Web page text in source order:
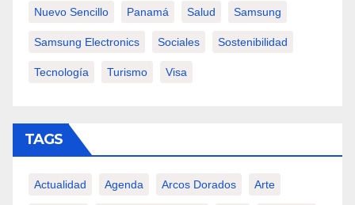
Nuevo Sencillo Panamá Salud Samsung
Samsung Electronics Sociales Sostenibilidad
Tecnología Turismo Visa
TAGS
Actualidad Agenda Arcos Dorados Arte